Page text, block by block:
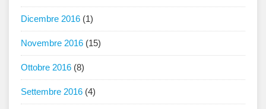
Dicembre 2016 (1)
Novembre 2016 (15)
Ottobre 2016 (8)
Settembre 2016 (4)